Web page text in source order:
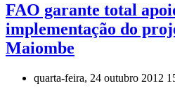
FAO garante total
implementação do
Maiombe
quarta-feira, 24 outubro 2012